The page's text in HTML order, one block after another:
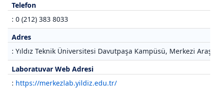
Telefon
: 0 (212) 383 8033
Adres
: Yıldız Teknik Üniversitesi Davutpaşa Kampüsü, Merkezi
Laboratuvar Web Adresi
: https://merkezlab.yildiz.edu.tr/